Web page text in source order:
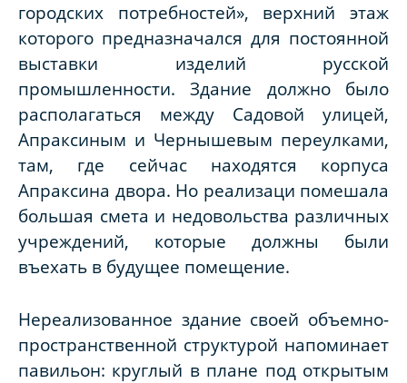
городских потребностей», верхний этаж
которого предназначался для постоянной
выставки изделий русской
промышленности. Здание должно было
располагаться между Садовой улицей,
Апраксиным и Чернышевым переулками,
там, где сейчас находятся корпуса
Апраксина двора. Но реализаци помешала
большая смета и недовольства различных
учреждений, которые должны были
въехать в будущее помещение.
Нереализованное здание своей объемно-
пространственной структурой напоминает
павильон: круглый в плане под открытым